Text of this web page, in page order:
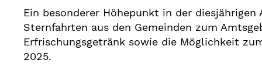
Ein besonderer Höhepunkt in der
Sternfahrten aus den Gemeinden zum
Erfrischungsgetränk sowie die Möglichkeit
2025.